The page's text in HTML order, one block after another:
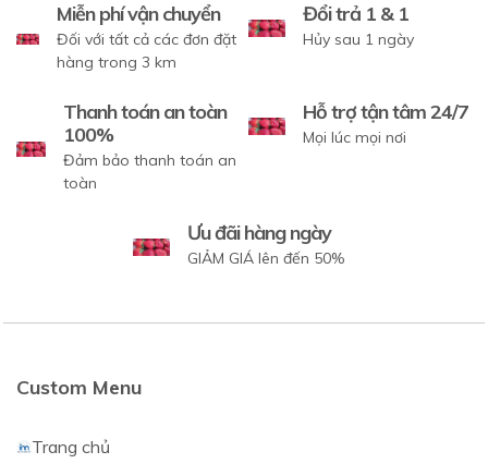
Miễn phí vận chuyển
Đối với tất cả các đơn đặt
hàng trong 3 km
Đổi trả 1 & 1
Hủy sau 1 ngày
Thanh toán an toàn
100%
Đảm bảo thanh toán an
toàn
Hỗ trợ tận tâm 24/7
Mọi lúc mọi nơi
Ưu đãi hàng ngày
GIẢM GIÁ lên đến 50%
Custom Menu
Trang chủ